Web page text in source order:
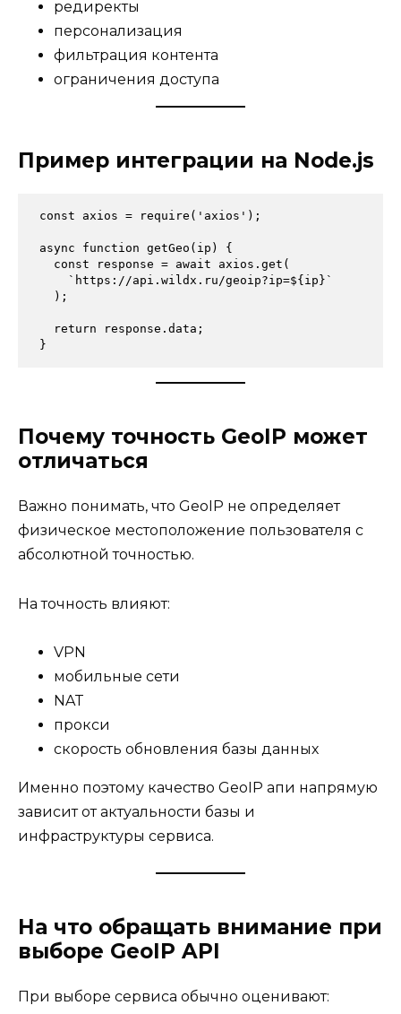
редиректы
персонализация
фильтрация контента
ограничения доступа
Пример интеграции на Node.js
const axios = require('axios');
async function getGeo(ip) {
  const response = await axios.get(
    `https://api.wildx.ru/geoip?ip=${ip}`
  );
  return response.data;
}
Почему точность GeoIP может
отличаться
Важно понимать, что GeoIP не определяет
физическое местоположение пользователя с
абсолютной точностью.
На точность влияют:
VPN
мобильные сети
NAT
прокси
скорость обновления базы данных
Именно поэтому качество GeoIP апи напрямую
зависит от актуальности базы и
инфраструктуры сервиса.
На что обращать внимание при
выборе GeoIP API
При выборе сервиса обычно оценивают: